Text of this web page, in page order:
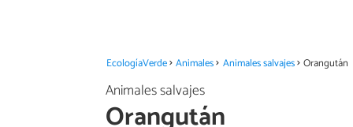
EcologíaVerde Animales Animales salvajes Orangután
Animales salvajes
Orangután